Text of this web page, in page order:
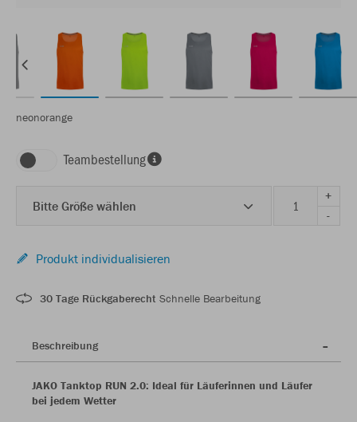
neonorange
Teambestellung
Bitte Größe wählen
+
-
Produkt individualisieren
30 Tage Rückgaberecht Schnelle Bearbeitung
Beschreibung
JAKO Tanktop RUN 2.0: Ideal für Läuferinnen und Läufer
bei jedem Wetter